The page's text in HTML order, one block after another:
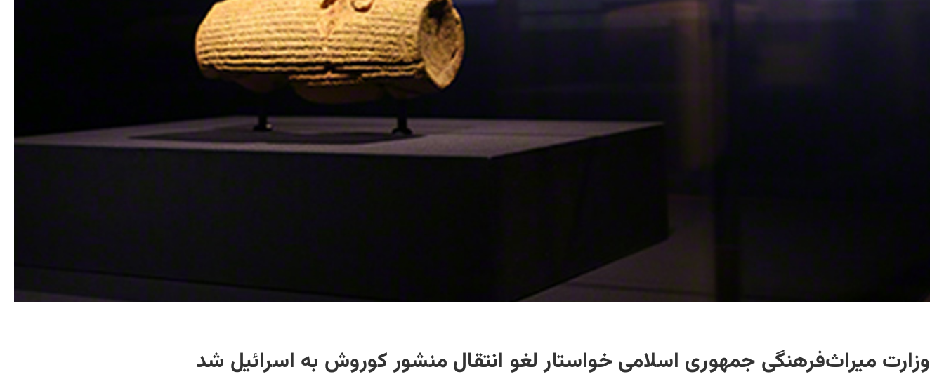
وزارت میراث‌فرهنگی جمهوری اسلامی خواستار لغو انتقال منشور کوروش به اسرائیل شد